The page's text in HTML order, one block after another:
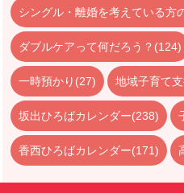
シングル・離婚を考えている方
ダブルケアって何だろう？(124)
一時預かり(27) 地域子育て
坂出ひろばカレンダー(238)
香西ひろばカレンダー(171)